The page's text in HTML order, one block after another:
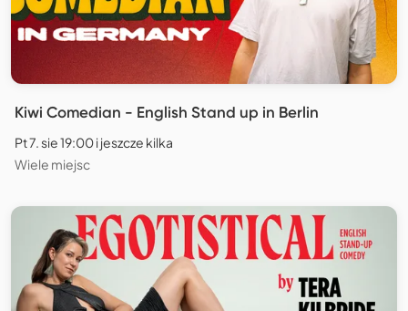
Kiwi Comedian - English Stand up in Berlin
Pt 7. sie 19:00 i jeszcze kilka
Wiele miejsc